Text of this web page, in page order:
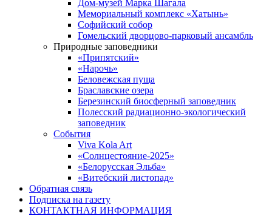
Дом-музей Марка Шагала
Мемориальный комплекс «Хатынь»
Софийский собор
Гомельский дворцово-парковый ансамбль
Природные заповедники
«Припятский»
«Нарочь»
Беловежская пуща
Браславские озера
Березинский биосферный заповедник
Полесский радиационно-экологический
заповедник
События
Viva Kola Art
«Солнцестояние-2025»
«Белорусская Эльба»
«Витебский листопад»
Обратная связь
Подписка на газету
КОНТАКТНАЯ ИНФОРМАЦИЯ